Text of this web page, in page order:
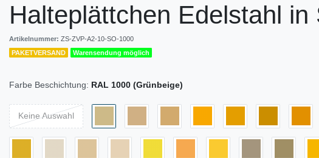
Halteplättchen Edelstahl in
Artikelnummer: ZS-ZVP-A2-10-SO-1000
PAKETVERSAND
Warensendung möglich
Farbe Beschichtung: RAL 1000 (Grünbeige)
Keine Auswahl